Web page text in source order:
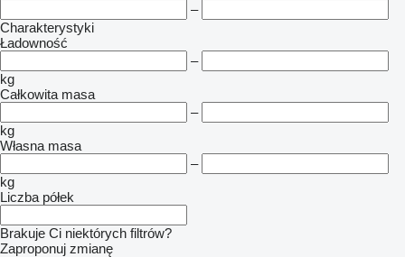
–
Charakterystyki
Ładowność
–
kg
Całkowita masa
–
kg
Własna masa
–
kg
Liczba półek
Brakuje Ci niektórych filtrów?
Zaproponuj zmianę